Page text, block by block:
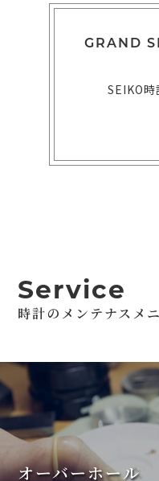
GRAND
SEIKO
Service
時計のメンテナスメ
オーバーホール